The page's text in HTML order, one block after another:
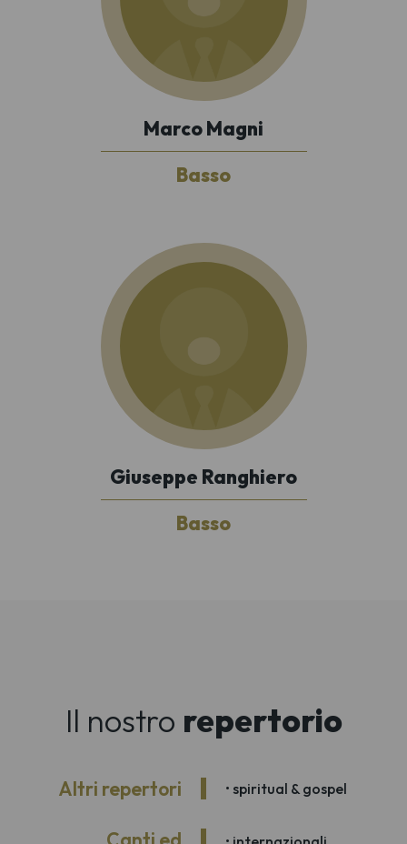
Marco Magni
Basso
Giuseppe Ranghiero
Basso
Il nostro repertorio
Altri repertori • spiritual & gospel
Canti ed